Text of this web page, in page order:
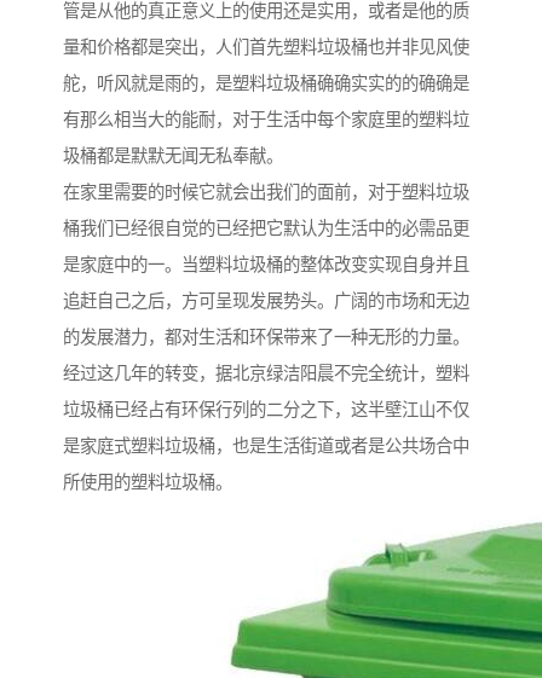
管是从他的真正意义上的使用还是实用，或者是他的质
量和价格都是突出，人们首先塑料垃圾桶也并非见风使
舵，听风就是雨的，是塑料垃圾桶确确实实的的确确是
有那么相当大的能耐，对于生活中每个家庭里的塑料垃
圾桶都是默默无闻无私奉献。
在家里需要的时候它就会出我们的面前，对于塑料垃圾
桶我们已经很自觉的已经把它默认为生活中的必需品更
是家庭中的一。当塑料垃圾桶的整体改变实现自身并且
追赶自己之后，方可呈现发展势头。广阔的市场和无边
的发展潜力，都对生活和环保带来了一种无形的力量。
经过这几年的转变，据北京绿洁阳晨不完全统计，塑料
垃圾桶已经占有环保行列的二分之下，这半壁江山不仅
是家庭式塑料垃圾桶，也是生活街道或者是公共场合中
所使用的塑料垃圾桶。